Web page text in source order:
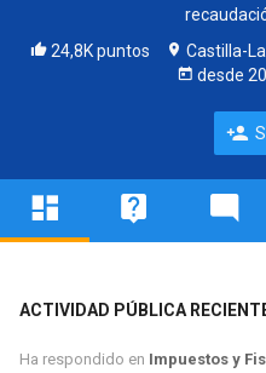
24,8K puntos
Castilla-
desde
ACTIVIDAD PÚBLICA
Ha respondido en Impuestos y